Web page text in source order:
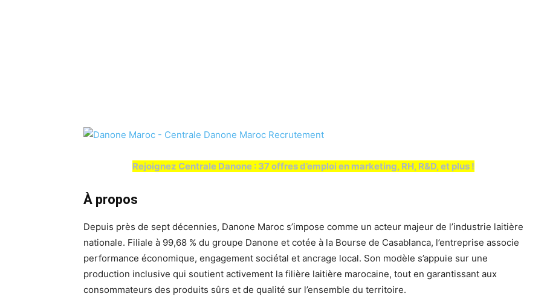
Rejoignez Centrale Danone : 37 offres d’emploi en marketing, RH, R&D, et plus !
À propos
Depuis près de sept décennies, Danone Maroc s’impose comme un acteur majeur de l’industrie laitière
nationale. Filiale à 99,68 % du groupe Danone et cotée à la Bourse de Casablanca, l’entreprise associe
performance économique, engagement sociétal et ancrage local. Son modèle s’appuie sur une
production inclusive qui soutient activement la filière laitière marocaine, tout en garantissant aux
consommateurs des produits sûrs et de qualité sur l’ensemble du territoire.